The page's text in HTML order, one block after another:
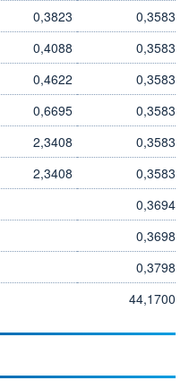
0,3823
0,3583
0,4088
0,3583
0,4622
0,3583
0,6695
0,3583
2,3408
0,3583
2,3408
0,3583
0,3694
0,3698
0,3798
44,1700